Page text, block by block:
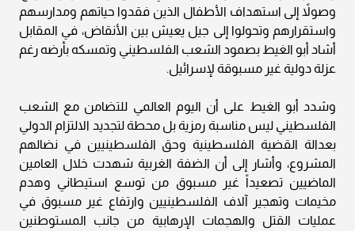
وصولاً إلى استهداف الأطفال الذين فقدوا حياتهم ومدارسهم
واستقرارهم وتحولوا إلى جيل يعيش بين الأنقاض، في المقابل
أشاد أبو الغيط بصمود الشعب الفلسطيني وتمسكه بأرضه رغم
عزلة دولية غير مسبوقة لإسرائيل.
وشدد أبو الغيط على أن اليوم العالمي للتضامن مع الشعب
الفلسطيني ليس مناسبة رمزية بل محطة لتجديد الالتزام الدولي
بعدالة القضية الفلسطينية وحق الفلسطينيين في نضالهم
المشروع، وأشار إلى أن الضفة الغربية شهدت خلال العامين
الماضيين تصعيداً غير مسبوق من توسع استيطاني وهدم
مخيمات وتهجير آلاف الفلسطينيين وارتفاع غير مسبوق في
عمليات القتل والهجمات الإرهابية من جانب المستوطنين